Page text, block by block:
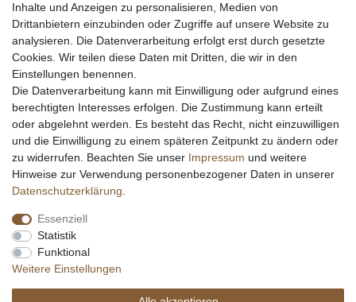
Messer schärfen
Messerhersteller
Stahltabelle
Stahlarten
Rockwell Härte
Messerarten
Klingenformen
Holzarten
Impressum Daten­schutz­erklärung AGB
Widerrufs­recht
Inhalte und Anzeigen zu personalisieren, Medien von
Drittanbietern einzubinden oder Zugriffe auf unsere Website zu
analysieren. Die Datenverarbeitung erfolgt erst durch gesetzte
Cookies. Wir teilen diese Daten mit Dritten, die wir in den
Einstellungen benennen.
Die Datenverarbeitung kann mit Einwilligung oder aufgrund eines
berechtigten Interesses erfolgen. Die Zustimmung kann erteilt
oder abgelehnt werden. Es besteht das Recht, nicht einzuwilligen
und die Einwilligung zu einem späteren Zeitpunkt zu ändern oder
zu widerrufen. Beachten Sie unser Impressum und weitere
Hinweise zur Verwendung personenbezogener Daten in unserer
Daten­schutz­erklärung
Essenziell
Statistik
Funktional
Weitere Einstellungen